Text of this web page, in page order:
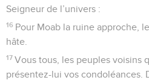
Seigneur de l’univers :
16 Pour Moab la ruine approche,
hâte.
17 Vous tous, les peuples voisins
présentez-lui vos condoléances.